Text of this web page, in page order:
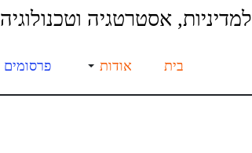
למדיניות, אסטרטגיה וטכנולוגיה
בית אודות פרסומים